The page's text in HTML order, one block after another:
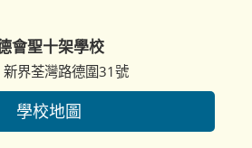
會聖十架學校
新界荃灣路德圍31號
學校地圖